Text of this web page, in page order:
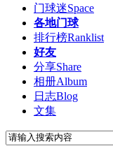
门球迷Space
各地门球
排行榜Ranklist
好友
分享Share
相册Album
日志Blog
文集